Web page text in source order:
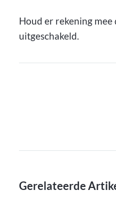
Houd er rekening
uitgeschakeld.
Gerelateerde